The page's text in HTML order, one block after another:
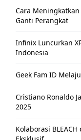
Cara
Ganti Perangkat
Infinix Luncurkan
Indonesia
Geek Fam ID
Cristiano Ronaldo
2025
Kolaborasi